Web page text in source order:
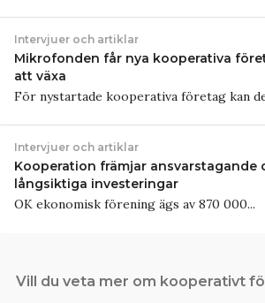
Intervjuer och artiklar
Mikrofonden får nya kooperativa
att växa
För nystartade kooperativa företag kan
Intervjuer och artiklar
Kooperation främjar ansvarstagande
långsiktiga investeringar
OK ekonomisk förening ägs av 870 000...
Vill du veta mer om kooperativt